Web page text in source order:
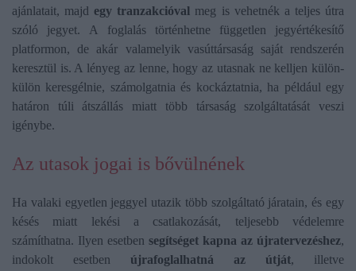
ajánlatait, majd egy tranzakcióval meg is vehetnék a teljes útra
szóló jegyet. A foglalás történhetne független jegyértékesítő
platformon, de akár valamelyik vasúttársaság saját rendszerén
keresztül is. A lényeg az lenne, hogy az utasnak ne kelljen külön-
külön keresgélnie, számolgatnia és kockáztatnia, ha például egy
határon túli átszállás miatt több társaság szolgáltatását veszi
igénybe.
Az utasok jogai is bővülnének
Ha valaki egyetlen jeggyel utazik több szolgáltató járatain, és egy
késés miatt lekési a csatlakozását, teljesebb védelemre
számíthatna. Ilyen esetben segítséget kapna az újratervezéshez,
indokolt esetben újrafoglalhatná az útját, illetve